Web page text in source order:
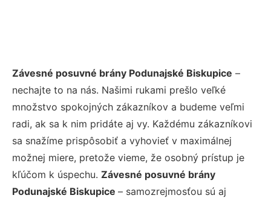
Závesné posuvné brány Podunajské Biskupice –
nechajte to na nás. Našimi rukami prešlo veľké
množstvo spokojných zákazníkov a budeme veľmi
radi, ak sa k nim pridáte aj vy. Každému zákazníkovi
sa snažíme prispôsobiť a vyhovieť v maximálnej
možnej miere, pretože vieme, že osobný prístup je
kľúčom k úspechu. Závesné posuvné brány
Podunajské Biskupice – samozrejmosťou sú aj